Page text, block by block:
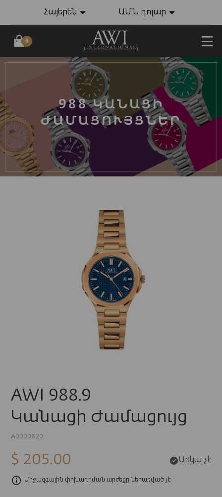
Հայերեն ԱՄՆ դոլար
0
988 ԿԱՆԱՑԻ
ԺԱՄԱՑՈՒՅՑՆԵՐ
AWI 988.9
Կանացի Ժամացույց
A0000820
$ 205.00 Առկա չէ
Միջազգային փոխադրման արժեքը ներառված չէ